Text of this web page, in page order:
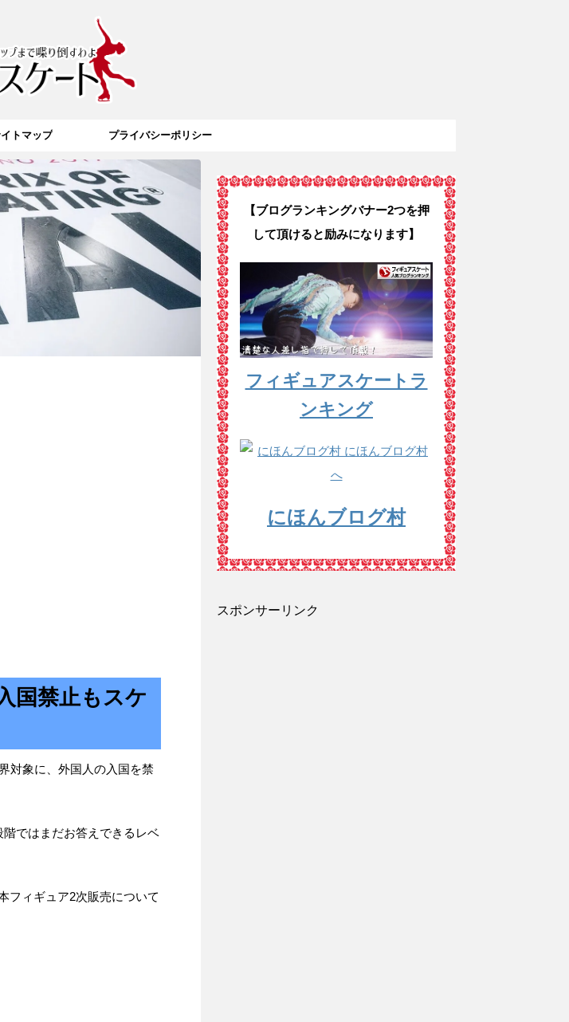
トマップ プライバシーポリシー
国禁止もスケ
対象に、外国人の入国を禁
ではまだお答えできるレベ
フィギュア2次販売について
【ブログランキングバナー2つを押
して頂けると励みになります】
フィギュアスケートラ
ンキング
にほんブログ村
スポンサーリンク